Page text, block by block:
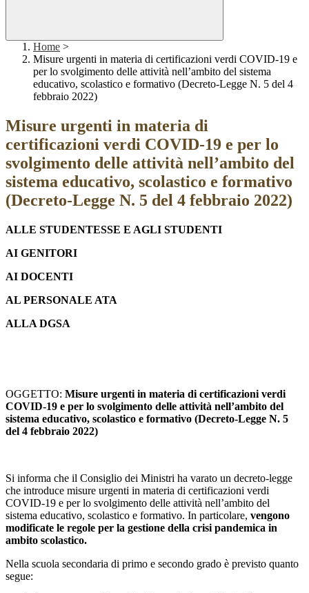
Home >
Misure urgenti in materia di certificazioni verdi COVID-19 e
per lo svolgimento delle attività nell’ambito del sistema
educativo, scolastico e formativo (Decreto-Legge N. 5 del 4
febbraio 2022)
Misure urgenti in materia di
certificazioni verdi COVID-19 e per lo
svolgimento delle attività nell’ambito del
sistema educativo, scolastico e formativo
(Decreto-Legge N. 5 del 4 febbraio 2022)
ALLE STUDENTESSE E AGLI STUDENTI
AI GENITORI
AI DOCENTI
AL PERSONALE ATA
ALLA DGSA
OGGETTO: Misure urgenti in materia di certificazioni verdi
COVID-19 e per lo svolgimento delle attività nell’ambito del
sistema educativo, scolastico e formativo (Decreto-Legge N. 5
del 4 febbraio 2022)
Si informa che il Consiglio dei Ministri ha varato un decreto-legge
che introduce misure urgenti in materia di certificazioni verdi
COVID-19 e per lo svolgimento delle attività nell’ambito del
sistema educativo, scolastico e formativo. In particolare, vengono
modificate le regole per la gestione della crisi pandemica in
ambito scolastico.
Nella scuola secondaria di primo e secondo grado è previsto quanto
segue: